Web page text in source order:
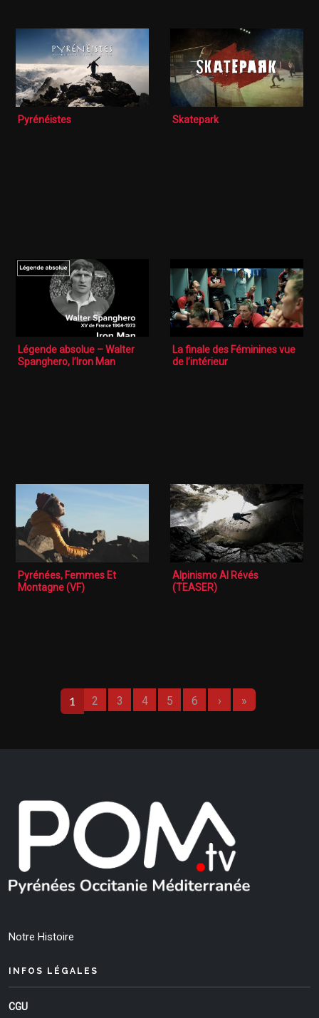
Pyrénéistes Skatepark
Légende absolue – Walter
Spanghero, l’Iron Man
La finale des Féminines vue
de l’intérieur
Pyrénées, Femmes Et
Montagne (VF)
Alpinismo Al Révés
(TEASER)
Pagination 1 2 3 4 5 6 ›Page suivante
»
Notre Histoire
INFOS LÉGALES
CGU